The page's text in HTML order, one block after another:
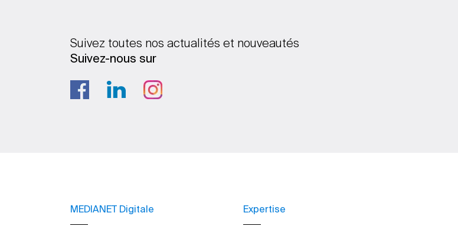
Suivez toutes nos actualités et nouveautés
Suivez-nous sur
MEDIANET Digitale Expertise